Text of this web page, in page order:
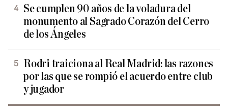
Se cumplen 90 años de la voladura del
monumento al Sagrado Corazón del Cerro
de los Ángeles
Rodri traiciona al Real Madrid: las razones
por las que se rompió el acuerdo entre club
y jugador